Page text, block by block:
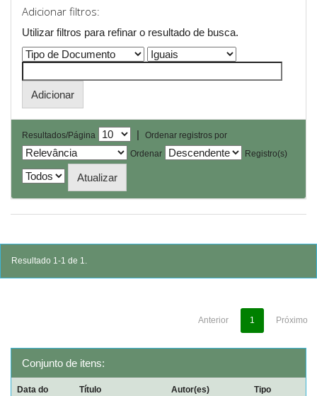
Adicionar filtros:
Utilizar filtros para refinar o resultado de busca.
Resultados/Página |
Ordenar registros por
Ordenar
Registro(s)
Resultado 1-1 de 1.
Anterior 1 Próximo
Conjunto de itens:
Data do
Título Autor(es) Tipo